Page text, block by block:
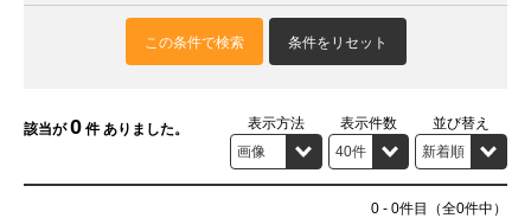
この条件で検索 条件をリセット
該当が0 件 ありました。 表示方法 表示件数 並び替え
0 - 0件目（全0件中）